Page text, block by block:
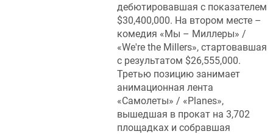
дебютировавшая с показателем
$30,400,000. На втором месте –
комедия «Мы – Миллеры» /
«We're the Millers», стартовавшая
с результатом $26,555,000.
Третью позицию занимает
анимационная лента
«Самолеты» / «Planes»,
вышедшая в прокат на 3,702
площадках и собравшая